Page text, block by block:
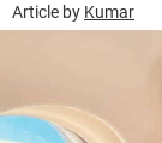
Article by Kumar